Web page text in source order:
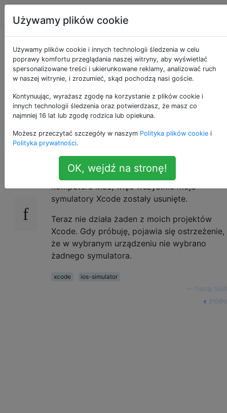
Apple Tagi
Jak odzyskać po
usunięciu urządzeń
Xcode CoreSimulator
z dysku?
Przez pomyłkę usunąłem
~/Library/Developer/CoreSimulator/Devices
komputera Mac, więc wszystkie moje
symulatory Xcode zostały usunięte.
Teraz nie działa żaden z moich projektów
Xcode. Gdy próbuję, pojawia się ostrzeżenie,
że w wybranym urządzeniu nie wybrano
żadnego symulatora.
xcode
ios-simulator
Yuvraj Sinh
źródło
Używamy plików cookie
Używamy plików cookie i innych technologii śledzenia w celu
poprawy komfortu przeglądania naszej witryny, aby wyświetlać
spersonalizowane treści i ukierunkowane reklamy, analizować ruch
w naszej witrynie, i zrozumieć, skąd pochodzą nasi goście.
Kontynuując, wyrażasz zgodę na korzystanie z plików cookie i
innych technologii śledzenia oraz potwierdzasz, że masz co
najmniej 16 lat lub zgodę rodzica lub opiekuna.
Możesz przeczytać szczegóły w naszym Polityka plików cookie i
Polityka prywatności.
OK, wejdź na stronę!